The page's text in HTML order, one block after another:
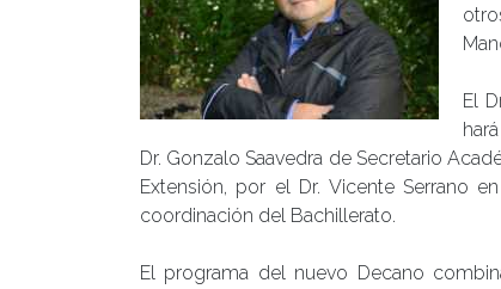
El
Dr. Gonzalo Saavedra de Secretario
Extensión, por el Dr. Vicente Serrano
coordinación del Bachillerato.
El programa del nuevo Decano